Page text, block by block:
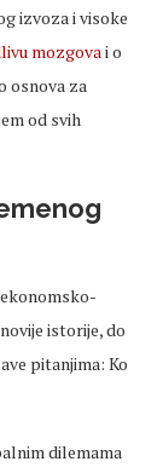
izvoza i visoke
mozgovai o
osnova za
od svih
istorije, do
pitanjima: Ko
dilemama